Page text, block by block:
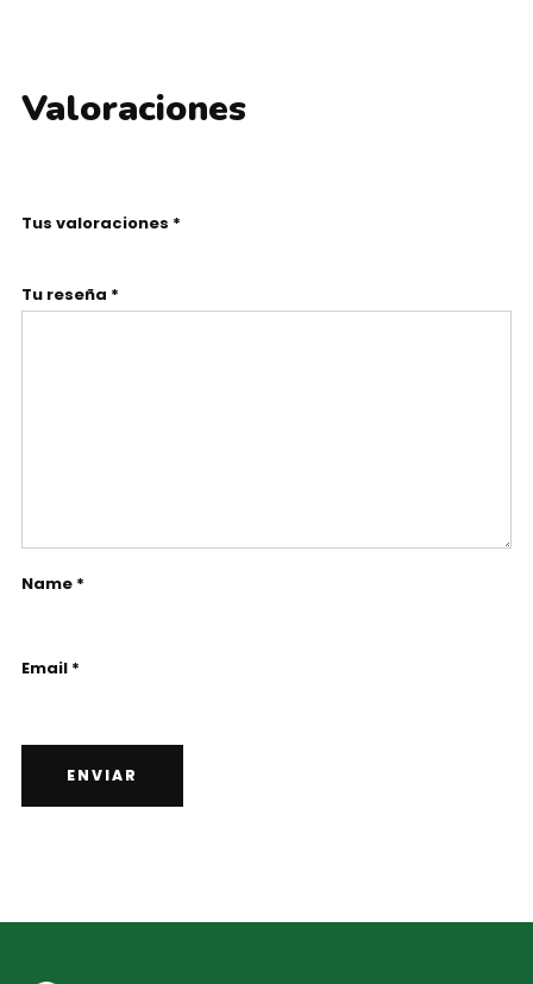
Valoraciones
Tus valoraciones *
Tu reseña *
Name *
Email *